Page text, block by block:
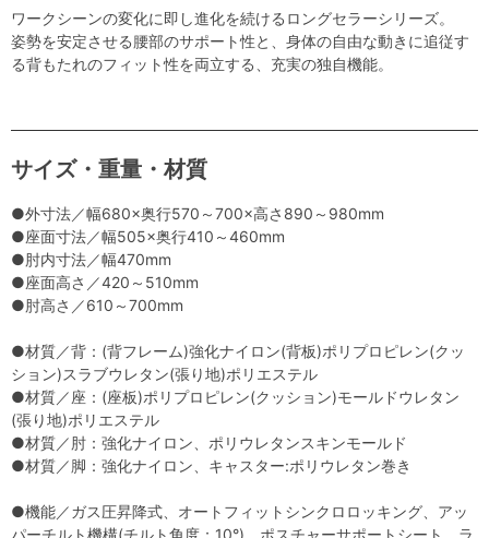
ワークシーンの変化に即し進化を続けるロングセラーシリーズ。
姿勢を安定させる腰部のサポート性と、身体の自由な動きに追従す
る背もたれのフィット性を両立する、充実の独自機能。
サイズ・重量・材質
●外寸法／幅680×奥行570～700×高さ890～980mm
●座面寸法／幅505×奥行410～460mm
●肘内寸法／幅470mm
●座面高さ／420～510mm
●肘高さ／610～700mm
●材質／背：(背フレーム)強化ナイロン(背板)ポリプロピレン(クッ
ション)スラブウレタン(張り地)ポリエステル
●材質／座：(座板)ポリプロピレン(クッション)モールドウレタン
(張り地)ポリエステル
●材質／肘：強化ナイロン、ポリウレタンスキンモールド
●材質／脚：強化ナイロン、キャスター:ポリウレタン巻き
●機能／ガス圧昇降式、オートフィットシンクロロッキング、アッ
パーチルト機構(チルト角度：10°)、ポスチャーサポートシート、ラ